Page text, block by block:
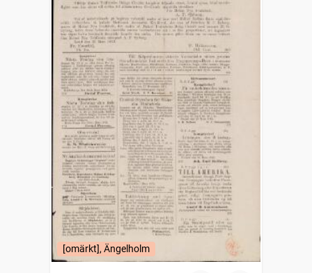
[omärkt], Ängelholm